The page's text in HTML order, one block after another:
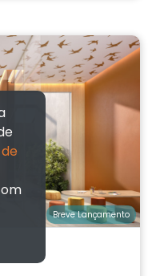
Breve Lançamento